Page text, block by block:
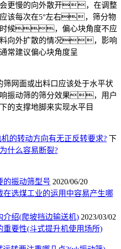
更慢的向外散开，在调整
该每次在5°左右，筛分物
时候，偏心块角度不应
向外扩散的情况，影响
建议偏心块角度呈
面或出料口应该处于水平状
振动筛的筛分效果，用户
的支撑地脚来实现水平目
的转动方向有无正反转要求? 下
什么容易断裂?
的振动筛型号 2020/06/20
在选煤工业的运用中容易产生哪
介绍(爬坡挡边输送机) 2023/03/02
重要性(斗式提升机使用场所)